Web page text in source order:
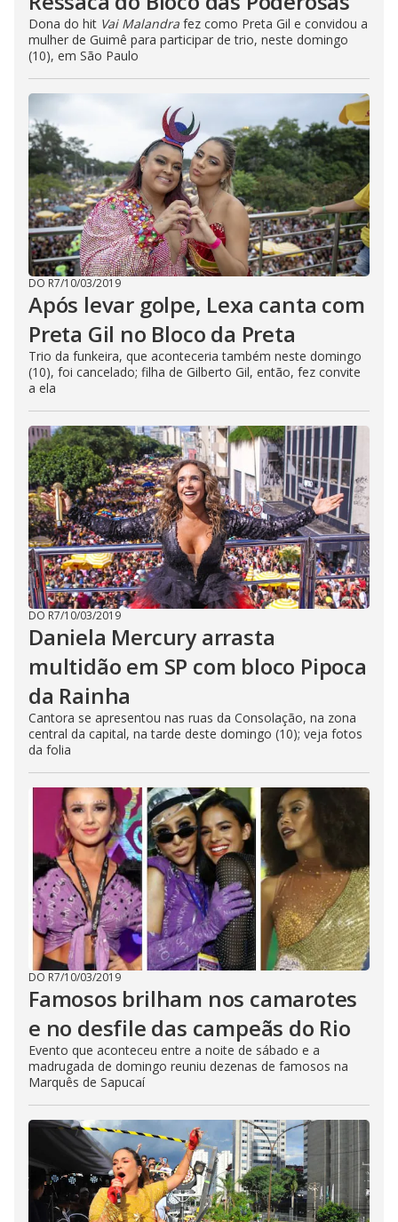
Dona do hit Vai Malandra fez como Preta Gil e convidou a
mulher de Guimê para participar de trio, neste domingo
(10), em São Paulo
DO R7/10/03/2019
Após levar golpe, Lexa canta com
Preta Gil no Bloco da Preta
Trio da funkeira, que aconteceria também neste domingo
(10), foi cancelado; filha de Gilberto Gil, então, fez convite
a ela
DO R7/10/03/2019
Daniela Mercury arrasta
multidão em SP com bloco Pipoca
da Rainha
Cantora se apresentou nas ruas da Consolação, na zona
central da capital, na tarde deste domingo (10); veja fotos
da folia
DO R7/10/03/2019
Famosos brilham nos camarotes
e no desfile das campeãs do Rio
Evento que aconteceu entre a noite de sábado e a
madrugada de domingo reuniu dezenas de famosos na
Marquês de Sapucaí